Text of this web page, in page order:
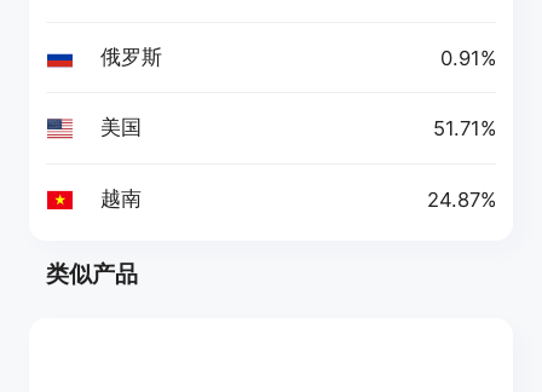
俄罗斯 0.91%
美国 51.71%
越南 24.87%
类似产品